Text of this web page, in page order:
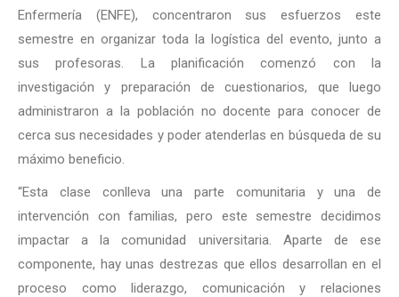
Enfermería (ENFE), concentraron sus esfuerzos este
semestre en organizar toda la logística del evento, junto a
sus profesoras. La planificación comenzó con la
investigación y preparación de cuestionarios, que luego
administraron a la población no docente para conocer de
cerca sus necesidades y poder atenderlas en búsqueda de su
máximo beneficio.
“Esta clase conlleva una parte comunitaria y una de
intervención con familias, pero este semestre decidimos
impactar a la comunidad universitaria. Aparte de ese
componente, hay unas destrezas que ellos desarrollan en el
proceso como liderazgo, comunicación y relaciones